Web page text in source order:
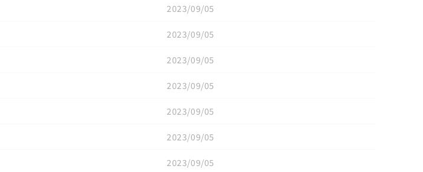
2023/09/05
2023/09/05
2023/09/05
2023/09/05
2023/09/05
2023/09/05
2023/09/05